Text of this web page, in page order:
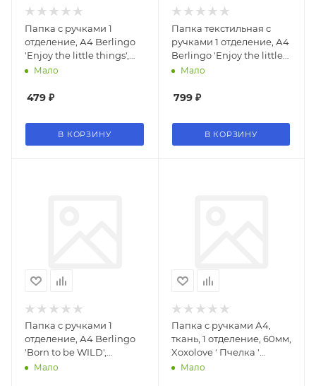
Папка с ручками 1
отделение, А4 Berlingo
'Enjoy the little things',
340*245*100мм, пластик,
Мало
479 ₽
В КОРЗИНУ
Папка текстильная с
ручками 1 отделение, А4
Berlingo 'Enjoy the little
things', 350*265*75мм,
Мало
799₽
В КОРЗИНУ
Папка с ручками 1
отделение, А4 Berlingo
'Born to be WILD',
340*245*100мм, пластик,
Мало
Папка с ручками А4,
ткань, 1 отделение, 60мм,
Xoxolove ' Пчелка '
плечевой ремень 85-
Мало